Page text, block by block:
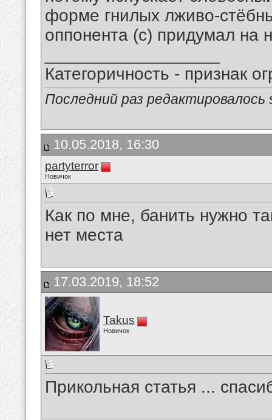
форме гнилых лживо-
оппонента (с) придумал на
Категоричность - признак
Последний раз
10.05.2018, 16:30
partyterror
Новичок
Как по мне, банить нужно
нет места
17.03.2019, 18:52
Takus
Новичок
Прикольная статья ...